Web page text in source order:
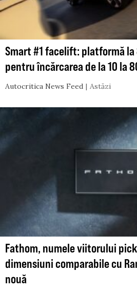
Smart #1 facelift: platformă la
pentru încărcarea de la 10 la
Autocritica News Feed Astăzi
Fathom, numele viitorului
dimensiuni comparabile cu
nouă